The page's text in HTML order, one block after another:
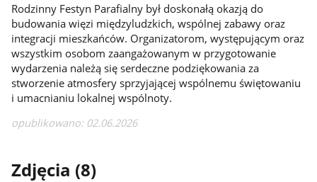
Rodzinny Festyn Parafialny był doskonałą okazją do
budowania więzi międzyludzkich, wspólnej zabawy oraz
integracji mieszkańców. Organizatorom, występującym oraz
wszystkim osobom zaangażowanym w przygotowanie
wydarzenia należą się serdeczne podziękowania za
stworzenie atmosfery sprzyjającej wspólnemu świętowaniu
i umacnianiu lokalnej wspólnoty.
opublikowano: 02.06.2026
Zdjęcia (8)